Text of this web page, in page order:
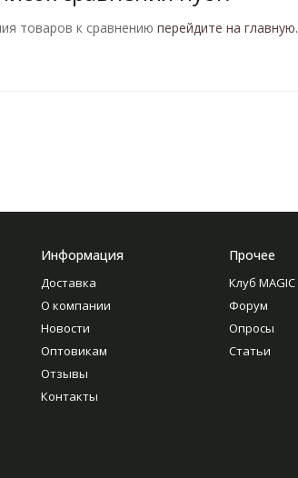
товаров к сравнению перейдите на главную.
Информация
Доставка
О компании
Новости
Оптовикам
Отзывы
Контакты
Прочее
Клуб MAGIC
Форум
Опросы
Статьи